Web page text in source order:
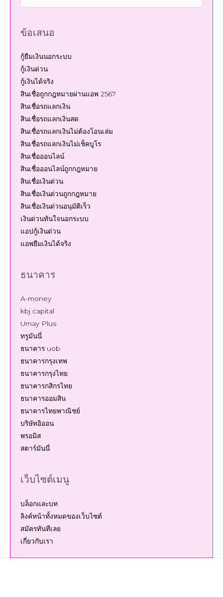
ข้อเสนอ
กู้ยืมเงินนอกระบบ
กู้เงินด่วน
กู้เงินได้จริง
สินเชื่อถูกกฎหมายผ่านแอพ 2567
สินเชื่อรถแลกเงิน
สินเชื่อรถแลกเงินสด
สินเชื่อรถแลกเงินไม่ต้องโอนเล่ม
สินเชื่อรถแลกเงินไม่เช็คบูโร
สินเชื่อออนไลน์
สินเชื่อออนไลน์ถูกกฎหมาย
สินเชื่อเงินด่วน
สินเชื่อเงินด่วนถูกกฎหมาย
สินเชื่อเงินด่วนอนุมัติเร็ว
เงินด่วนทันใจนอกระบบ
แอปกู้เงินด่วน
แอพยืมเงินได้จริง
ธนาคาร
A-money
kbj capital
Umay Plus
ทรูมันนี่
ธนาคาร uob
ธนาคารกรุงเทพ
ธนาคารกรุงไทย
ธนาคารกสิกรไทย
ธนาคารออมสิน
ธนาคารไทยพาณิชย์
บริษัทอิออน
พรอมิส
สตาร์มันนี่
เว็บไซต์เมนู
บล็อกและบท
ลิงค์หน้าทั้งหมดของเว็บไซต์
สมัครทันทีเลย
เกี่ยวกับเรา